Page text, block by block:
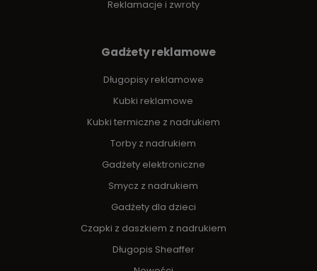
Reklamacje i zwroty
Gadżety reklamowe
Długopisy reklamowe
Kubki reklamowe
Kubki termiczne z nadrukiem
Torby z nadrukiem
Gadżety elektroniczne
Smycz z nadrukiem
Gadżety dla dzieci
Czapki z daszkiem z nadrukiem
Długopis Sheaffer